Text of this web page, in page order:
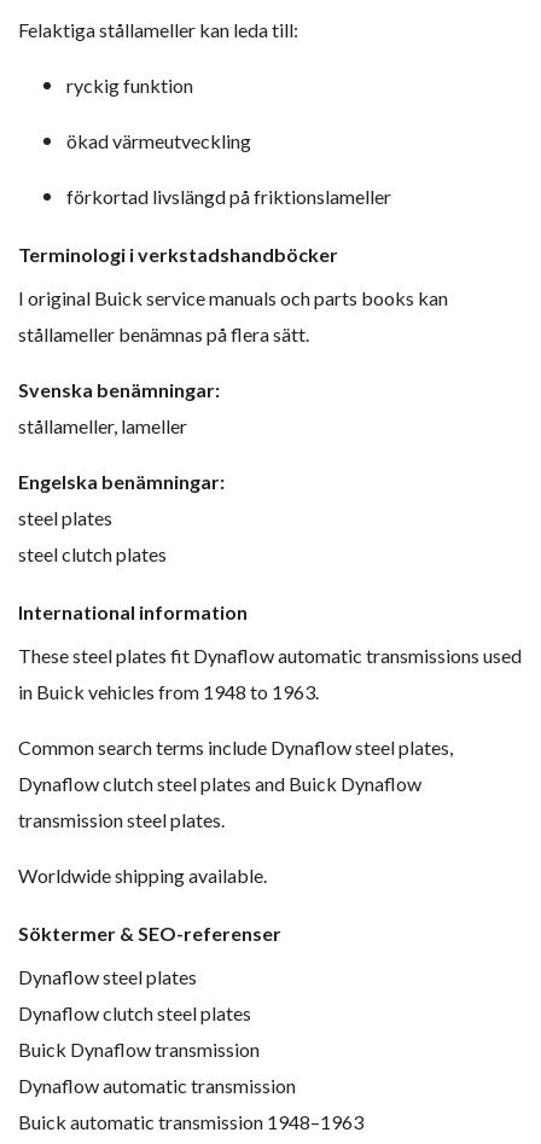
Felaktiga stållameller kan leda till:
ryckig funktion
ökad värmeutveckling
förkortad livslängd på friktionslameller
Terminologi i verkstadshandböcker
I original Buick service manuals och parts books kan
stållameller benämnas på flera sätt.
Svenska benämningar:
stållameller, lameller
Engelska benämningar:
steel plates
steel clutch plates
International information
These steel plates fit Dynaflow automatic transmissions used
in Buick vehicles from 1948 to 1963.
Common search terms include Dynaflow steel plates,
Dynaflow clutch steel plates and Buick Dynaflow
transmission steel plates.
Worldwide shipping available.
Söktermer & SEO-referenser
Dynaflow steel plates
Dynaflow clutch steel plates
Buick Dynaflow transmission
Dynaflow automatic transmission
Buick automatic transmission 1948–1963